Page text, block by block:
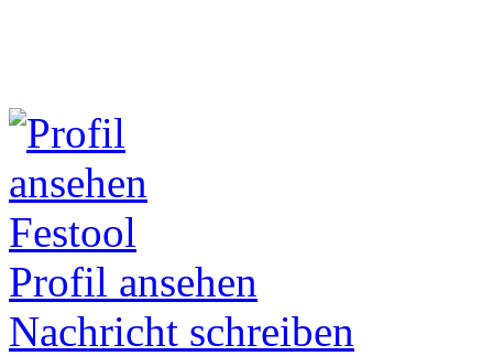
Festool
Profil ansehen
Nachricht schreiben